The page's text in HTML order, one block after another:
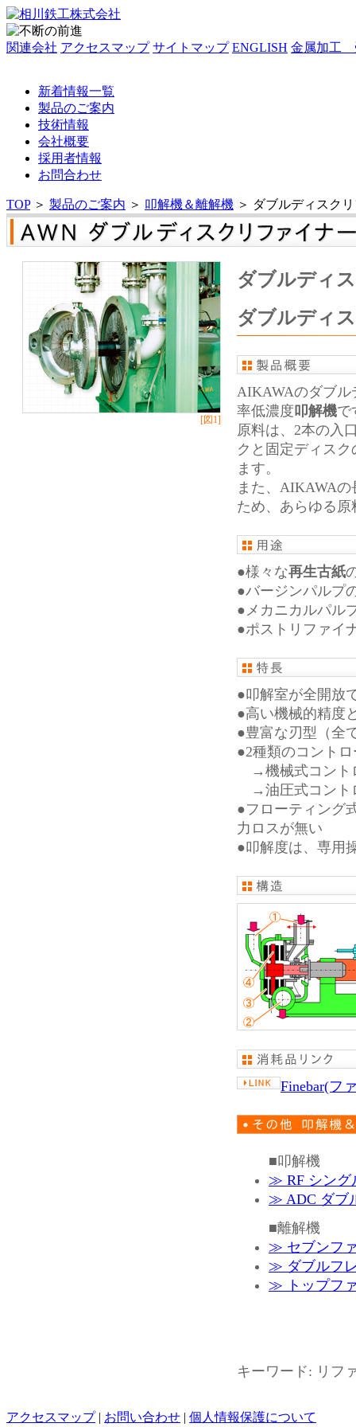
関連会社 アクセスマップ サイトマップ ENGLISH 金属加工
新着情報一覧
製品のご案内
技術情報
会社概要
採用者情報
お問合わせ
TOP＞ 製品のご案内 ＞ 叩解機＆離解機 ＞ ダブルディスク
[図1]
ダブルディ
ダブルディ
AIKAWAのダブル
率低濃度 叩解機で
原料は、2本の入
クと固定ディス
ます。
また、AIKAWA
ため、あらゆる
●様々な再生古紙
●バージンパルプ
●メカニカルパル
●ポストリファイ
●叩解室が全開放
●高い機械的精度
●豊富な刃型（全
●2種類のコント
→機械式コント
→油圧式コント
●フローティング
力ロスが無い
●叩解度は、専用
Finebar(フ
■叩解機
≫ RF シング
≫ ADC ダブ
■離解機
≫ セブンフ
≫ ダブルフ
≫ トップフ
キーワード: リフ
アクセスマップ| お問い合わせ | 個人情報保護について